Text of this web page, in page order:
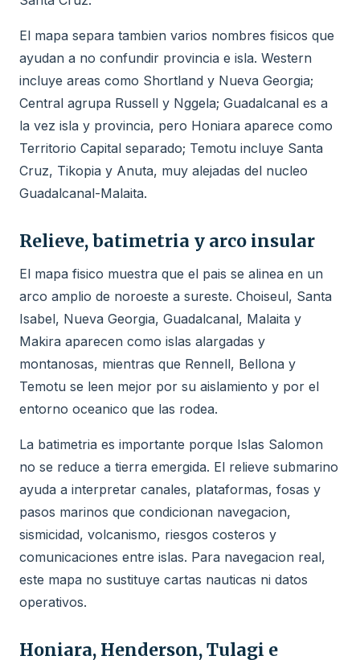
El mapa separa tambien varios nombres fisicos que
ayudan a no confundir provincia e isla. Western
incluye areas como Shortland y Nueva Georgia;
Central agrupa Russell y Nggela; Guadalcanal es a
la vez isla y provincia, pero Honiara aparece como
Territorio Capital separado; Temotu incluye Santa
Cruz, Tikopia y Anuta, muy alejadas del nucleo
Guadalcanal-Malaita.
Relieve, batimetria y arco insular
El mapa fisico muestra que el pais se alinea en un
arco amplio de noroeste a sureste. Choiseul, Santa
Isabel, Nueva Georgia, Guadalcanal, Malaita y
Makira aparecen como islas alargadas y
montanosas, mientras que Rennell, Bellona y
Temotu se leen mejor por su aislamiento y por el
entorno oceanico que las rodea.
La batimetria es importante porque Islas Salomon
no se reduce a tierra emergida. El relieve submarino
ayuda a interpretar canales, plataformas, fosas y
pasos marinos que condicionan navegacion,
sismicidad, volcanismo, riesgos costeros y
comunicaciones entre islas. Para navegacion real,
este mapa no sustituye cartas nauticas ni datos
operativos.
Honiara, Henderson, Tulagi e